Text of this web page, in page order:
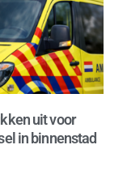
uit voor
in binnenstad